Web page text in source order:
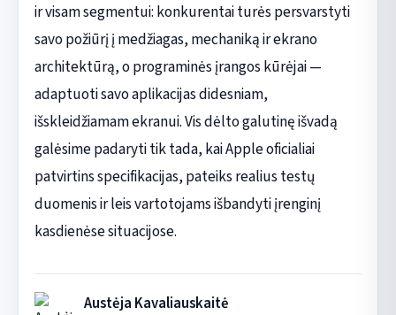
ir visam segmentui: konkurentai turės persvarstyti
savo požiūrį į medžiagas, mechaniką ir ekrano
architektūrą, o programinės įrangos kūrėjai —
adaptuoti savo aplikacijas didesniam,
išskleidžiamam ekranui. Vis dėlto galutinę išvadą
galėsime padaryti tik tada, kai Apple oficialiai
patvirtins specifikacijas, pateiks realius testų
duomenis ir leis vartotojams išbandyti įrenginį
kasdienėse situacijose.
Austėja Kavaliauskaitė